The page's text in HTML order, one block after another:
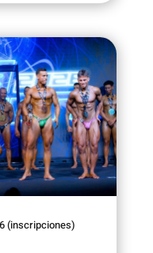
(inscripciones)